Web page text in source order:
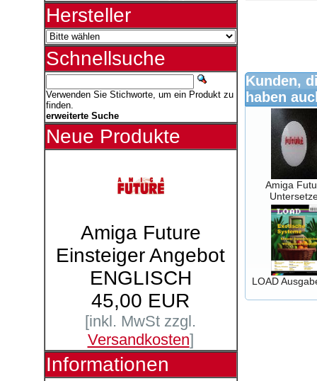
Hersteller
Schnellsuche
Verwenden Sie Stichworte, um ein Produkt zu
finden.
erweiterte Suche
Neue Produkte
Amiga Future
Einsteiger Angebot
ENGLISCH
45,00 EUR
[inkl. MwSt zzgl.
Versandkosten]
Informationen
Kunden,
haben
Amiga
LOAD